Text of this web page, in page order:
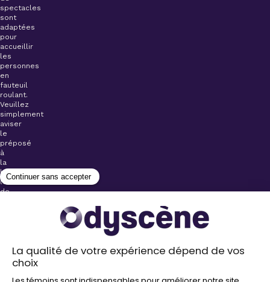
spectacles
sont
adaptées
pour
accueillir
les
personnes
en
fauteuil
roulant.
Veuillez
simplement
aviser
le
préposé
à
la
billetterie
lors
de
Stationnements